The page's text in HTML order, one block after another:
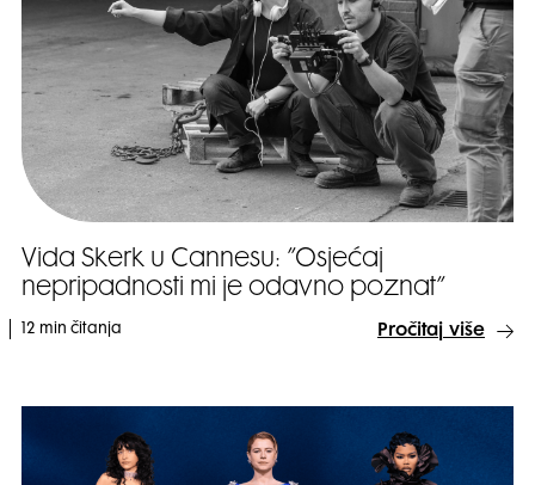
Vida Skerk u Cannesu: ”Osjećaj
nepripadnosti mi je odavno poznat”
12 min čitanja Pročitaj više